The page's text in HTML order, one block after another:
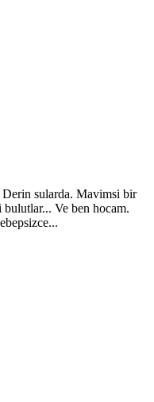
sularda. Mavimsi bir
Ve ben hocam.